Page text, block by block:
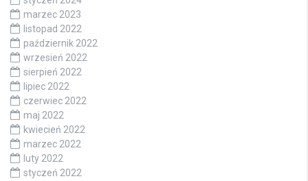
marzec 2023
listopad 2022
październik 2022
wrzesień 2022
sierpień 2022
lipiec 2022
czerwiec 2022
maj 2022
kwiecień 2022
marzec 2022
luty 2022
styczeń 2022